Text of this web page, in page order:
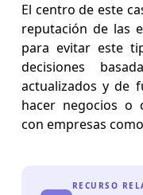
El centro de este
reputación de las
para evitar este
decisiones
actualizados y de
hacer negocios o
con empresas como
RECURSO